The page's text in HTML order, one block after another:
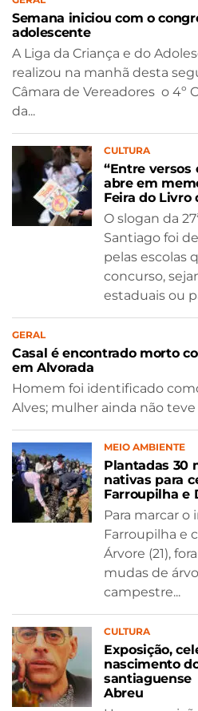
Semana iniciou com o
adolescente
A Liga da Criança e do
realizou na manhã desta
Câmara de Vereadores o 4º
da...
CULTURA
“Entre versos
abre em
Feira do Livro
O slogan da
Santiago foi
pelas escolas
concurso,
estaduais ou
GERAL
Casal é encontrado morto
em Alvorada
Homem foi identificado
Alves; mulher ainda não
MEIO AMBIENTE
Plantadas 30
nativas para
Farroupilha e
Para marcar o
Farroupilha e
Árvore (21),
mudas de
campestre...
CULTURA
Exposição,
nascimento
santiaguense
Abreu